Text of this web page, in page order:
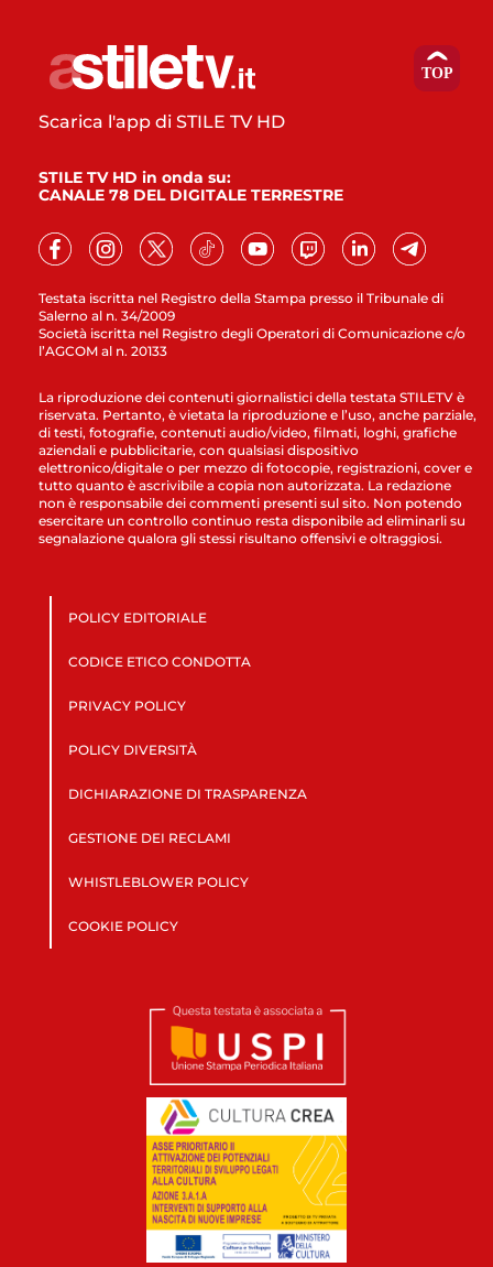
Testata iscritta nel Registro della Stampa presso il Tribunale di
Salerno al n. 34/2009
Società iscritta nel Registro degli Operatori di Comunicazione c/o
l’AGCOM al n. 20133
Scarica l'app di STILE TV HD
STILE TV HD in onda su:
CANALE 78 DEL DIGITALE TERRESTRE
La riproduzione dei contenuti giornalistici della testata STILETV è
riservata. Pertanto, è vietata la riproduzione e l’uso, anche parziale,
di testi, fotografie, contenuti audio/video, filmati, loghi, grafiche
aziendali e pubblicitarie, con qualsiasi dispositivo
elettronico/digitale o per mezzo di fotocopie, registrazioni, cover e
tutto quanto è ascrivibile a copia non autorizzata. La redazione
non è responsabile dei commenti presenti sul sito. Non potendo
esercitare un controllo continuo resta disponibile ad eliminarli su
segnalazione qualora gli stessi risultano offensivi e oltraggiosi.
POLICY EDITORIALE
CODICE ETICO CONDOTTA
PRIVACY POLICY
POLICY DIVERSITÀ
DICHIARAZIONE DI TRASPARENZA
GESTIONE DEI RECLAMI
WHISTLEBLOWER POLICY
COOKIE POLICY